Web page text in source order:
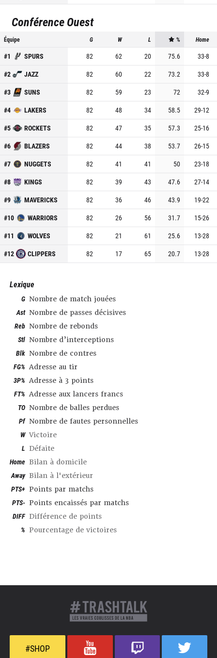
Conférence Ouest
Équipe G W L % Home
#1 SPURS 82 62 20 75.6 33-8
#2 JAZZ 82 60 22 73.2 33-8
#3 SUNS 82 59 23 72 32-9
#4 LAKERS 82 48 34 58.5 29-12
#5 ROCKETS 82 47 35 57.3 25-16
#6 BLAZERS 82 44 38 53.7 26-15
#7 NUGGETS 82 41 41 50 23-18
#8 KINGS 82 39 43 47.6 27-14
#9 MAVERICKS 82 36 46 43.9 19-22
#10 WARRIORS 82 26 56 31.7 15-26
#11 WOLVES 82 21 61 25.6 13-28
#12 CLIPPERS 82 17 65 20.7 13-28
Lexique
G Nombre de match jouées
Ast Nombre de passes décisives
Reb Nombre de rebonds
Stl Nombre d’interceptions
Blk Nombre de contres
FG% Adresse au tir
3P% Adresse à 3 points
FT% Adresse aux lancers francs
TO Nombre de balles perdues
Pf Nombre de fautes personnelles
W Victoire
L Défaite
Home Bilan à domicile
Away Bilan à l'extérieur
PTS+ Points par matchs
PTS- Points encaissés par matchs
DIFF Différence de points
% Pourcentage de victoires
#SHOP